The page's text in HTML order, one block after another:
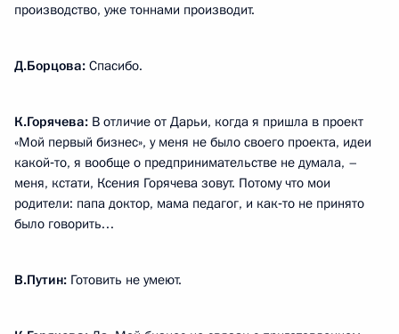
производство, уже тоннами производит.
Д.Борцова: Спасибо.
К.Горячева: В отличие от Дарьи, когда я пришла в проект
«Мой первый бизнес», у меня не было своего проекта, идеи
какой‑то, я вообще о предпринимательстве не думала, –
меня, кстати, Ксения Горячева зовут. Потому что мои
родители: папа доктор, мама педагог, и как‑то не принято
было говорить…
В.Путин: Готовить не умеют.